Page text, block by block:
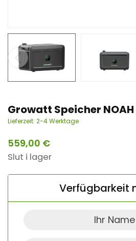
Growatt Speicher
Lieferzeit: 2-4 Werktage
559,00 €
Slut i lager
Verfügbarkeit